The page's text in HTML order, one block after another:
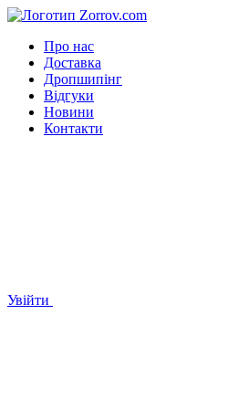
Про нас
Доставка
Дропшипінг
Відгуки
Новини
Контакти
Увійти